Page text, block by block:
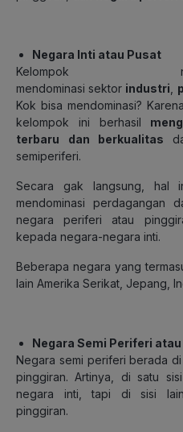
Negara Inti atau Pusat
Kelompok
mendominasi sektor industri
Kok bisa mendominasi?
kelompok ini berhasil
terbaru dan berkualitas
semiperiferi.
Secara gak langsung, hal
mendominasi perdagangan
negara periferi atau
kepada negara-negara inti.
Beberapa negara yang
lain Amerika Serikat, Jepang,
Negara Semi Periferi
Negara semi periferi berada
pinggiran. Artinya, di satu
negara inti, tapi di sisi
pinggiran.